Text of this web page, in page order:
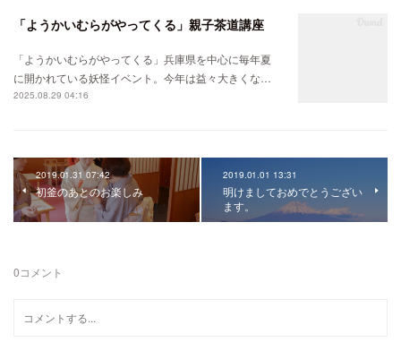
「ようかいむらがやってくる」親子茶道講座
「ようかいむらがやってくる」兵庫県を中心に毎年夏
に開かれている妖怪イベント。今年は益々大きくな…
2025.08.29 04:16
2019.01.31 07:42
初釜のあとのお楽しみ
2019.01.01 13:31
明けましておめでとうござい
ます。
0コメント